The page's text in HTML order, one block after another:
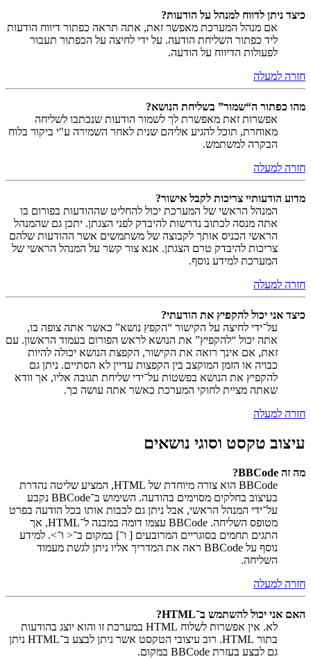
כיצד ניתן לדווח למנהל על הודעות?
אם מנהל המערכת מאפשר זאת, אתה תראה כפתור דיווח הודעות
ליד כפתור השליחת הודעה. על ידי לחיצה על הכפתור תעבור
לפעולות הדיווח על הודעה.
חזרה למעלה
מהו כפתור ה“שמור” בשליחת הנושא?
אפשרות זאת מאפשרת לך לשמור הודעות שנכתבו לשליחה
מאוחרת, תוכל להגיע אליהם שנית לאחר השמירה ע"י ביקור בלוח
הבקרה למשתמש.
חזרה למעלה
מדוע הודעותיי צריכות לקבל אישור?
המנהל הראשי של המערכת יכול להחליט שההודעות בפורום בו
אתה מנסה לכתוב נדרשות להיבדק לפני הצגתן. יתכן גם שהמנהל
הראשי הכניס אותך לקבוצה של משתמשים אשר ההודעות שלהם
צריכות להיבדק טרם הצגתן. אנא צור קשר על המנהל הראשי של
המערכת למידע נוסף.
חזרה למעלה
כיצד אני יכול להקפיץ את הודעתי?
על־ידי לחיצה על הקישור “הקפץ נושא” כאשר אתה צופה בו,
אתה יכול “להקפיץ” את הנושא לראש הפורום בעמוד הראשון. עם
זאת, אם אינך רואה את הקישור, הקפצת הנושא יכולה להיות
כבויה או הזמן המוקצב בין הקפצות עדיין לא הסתיים. ניתן גם
להקפיץ את הנושא בפשטות על־ידי שליחת תגובה אליו, אך וודא
שאתה מציית לחוקי המערכת כאשר אתה עושה כך.
חזרה למעלה
עיצוב טקסט וסוגי נושאים
מה זה BBCode?
BBCode הוא צורה מיוחדת של HTML, המציע שליטה נהדרת
בעיצוב בחלקים מסוימים בהודעה. השימוש ב־BBCode נקבע
על־ידי המנהל הראשי, אבל ניתן גם לכבות אותו בכל הודעה בפרט
מטופס השליחה. BBCode עצמו דומה במבנה ל־HTML, אך
התגים תחמים בסוגריים המרובעים [ ו־] במקום ב־< ו־>. למידע
נוסף על BBCode ראה את המדריך אליו ניתן לגשת מעמוד
השליחה.
חזרה למעלה
האם אני יכול להשתמש ב־HTML?
לא. אין אפשרות לשלוח HTML במערכת זו והוא יוצג בהודעות
בתור HTML. רוב עיצובי הטקסט אשר ניתן לבצע ב־HTML ניתן
גם לבצע בעזרת BBCode במקום.